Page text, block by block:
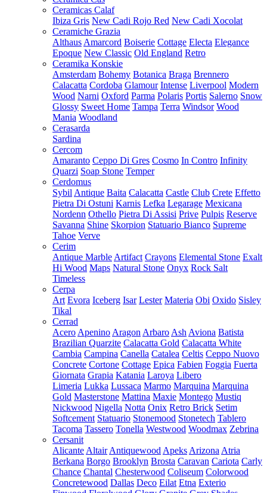
Ceramicas Calaf
Ibiza Gris New Cadi Rojo Red New Cadi Xocolat
Ceramiche Grazia
Althaus Amarcord Boiserie Cottage Electa Elegance
Epoque New Classic Old England Retro
Ceramika Konskie
Amsterdam Bohemy Botanica Braga Brennero
Calacatta Cordoba Glamour Intense Liverpool Modern
Wood Narni Oxford Parma Polaris Portis Salerno Snow
Glossy Sweet Home Tampa Terra Windsor Wood
Mania Woodland
Cerasarda
Sardina
Cercom
Amaranto Ceppo Di Gres Cosmo In Contro Infinity
Quarzi Soap Stone Temper
Cerdomus
Sybil Antique Baita Calacatta Castle Club Crete Effetto
Pietra Di Ostuni Karnis Lefka Legarage Mexicana
Nordenn Othello Pietra Di Assisi Prive Pulpis Reserve
Savanna Shine Skorpion Statuario Bianco Supreme
Tahoe Verve
Cerim
Antique Marble Artifact Crayons Elemental Stone Exalt
Hi Wood Maps Natural Stone Onyx Rock Salt
Timeless
Cerpa
Art Evora Iceberg Isar Lester Materia Obi Oxido Sisley
Tikal
Cerrad
Acero Apenino Aragon Arbaro Ash Aviona Batista
Brazilian Quarzite Calacatta Gold Calacatta White
Cambia Campina Canella Catalea Celtis Ceppo Nuovo
Concrete Cortone Cottage Epica Fabien Foggia Fuerta
Giornata Grapia Katania Laroya Libero
Limeria Lukka Lussaca Marmo Marquina Marquina
Gold Masterstone Mattina Maxie Montego Mustiq
Nickwood Nigella Notta Onix Retro Brick Setim
Softcement Statuario Stonemood Stonetech Tablero
Tacoma Tassero Tonella Westwood Woodmax Zebrina
Cersanit
Alicante Altair Antiquewood Apeks Arizona Atria
Berkana Borgo Brooklyn Brosta Caravan Cariota Carly
Chance Chantal Chesterwood Coliseum Colorwood
Concretewood Dallas Deco Eilat Etna Exterio